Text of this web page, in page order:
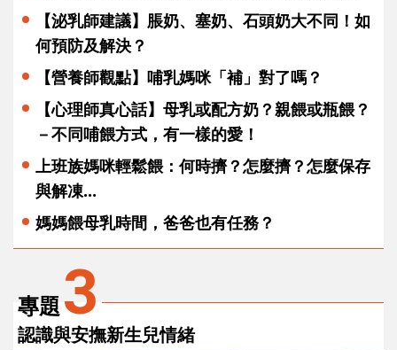
【泌乳師建議】脹奶、塞奶、石頭奶大不同！如
何預防及解決？
【營養師觀點】哺乳媽咪「補」對了嗎？
【心理師真心話】母乳或配方奶？親餵或瓶餵？
－不同哺餵方式，有一樣的愛！
上班族媽咪輕鬆餵：何時擠？怎麼擠？怎麼保存
與解凍...
媽媽餵母乳時間，爸爸也有任務？
專題3
認識與安撫新生兒情緒